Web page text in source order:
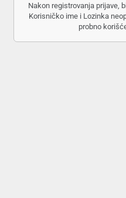
Nakon registrovanja prijave,
Korisničko ime i Lozinka
probno